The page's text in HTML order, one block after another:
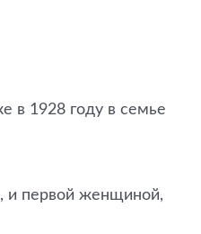
в 1928 году в семье
и первой женщиной,